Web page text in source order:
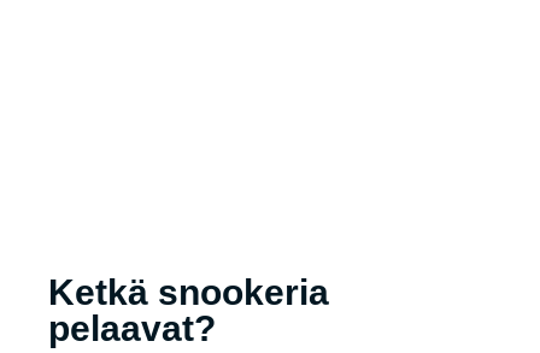
Ketkä snookeria
pelaavat?